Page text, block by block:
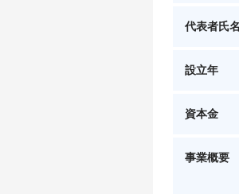
代表者氏名
設立年
資本金
事業概要